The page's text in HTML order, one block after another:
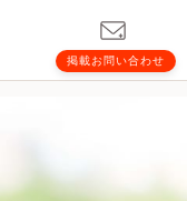
掲載お問い合わせ